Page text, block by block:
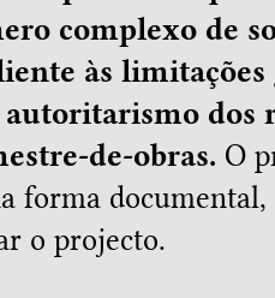
complexo de
às limitações
dos
de-obras. O
forma
o projecto.